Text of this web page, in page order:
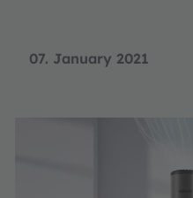
07. January 2021